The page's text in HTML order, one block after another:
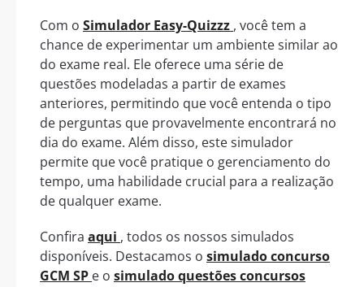
Com o Simulador Easy-Quizzz , você tem a
chance de experimentar um ambiente similar ao
do exame real. Ele oferece uma série de
questões modeladas a partir de exames
anteriores, permitindo que você entenda o tipo
de perguntas que provavelmente encontrará no
dia do exame. Além disso, este simulador
permite que você pratique o gerenciamento do
tempo, uma habilidade crucial para a realização
de qualquer exame.
Confira aqui , todos os nossos simulados
disponíveis. Destacamos o simulado concurso
GCM SP e o simulado questões concursos